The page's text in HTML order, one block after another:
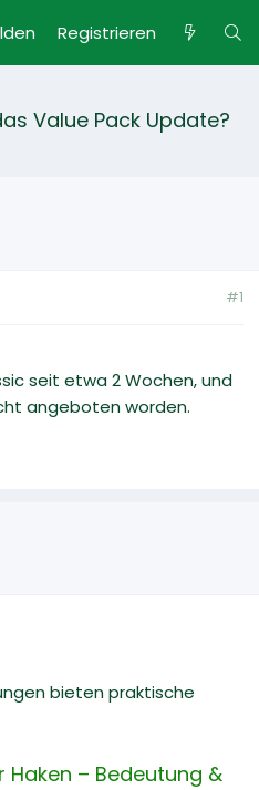
Registrieren
Value Pack Update?
#1
seit etwa 2 Wochen, und
angeboten worden.
bieten praktische
Haken – Bedeutung &